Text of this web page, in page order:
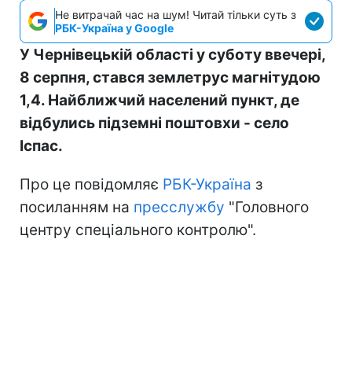
Не витрачай час на шум! Читай тільки суть з
РБК-Україна у Google
У Чернівецькій області у суботу ввечері,
8 серпня, стався землетрус магнітудою
1,4. Найближчий населений пункт, де
відбулись підземні поштовхи - село
Іспас.
Про це повідомляє РБК-Україна з
посиланням на пресслужбу "Головного
центру спеціального контролю".